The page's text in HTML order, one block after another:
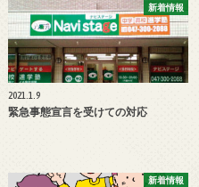
新着情報
2021.1.9
緊急事態宣言を受けての対応
新着情報